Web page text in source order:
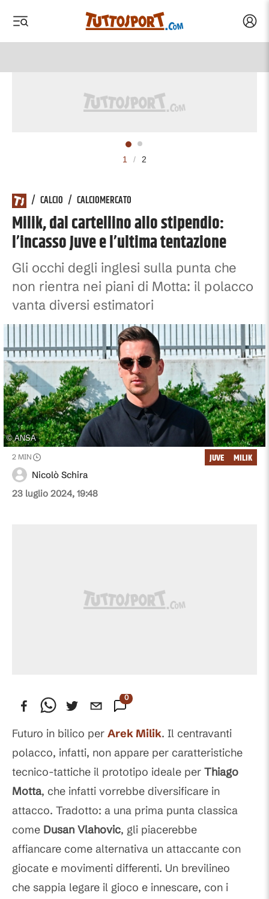
1 / 2
/ CALCIO / CALCIOMERCATO
Milik, dal cartellino allo stipendio:
l’incasso Juve e l’ultima tentazione
Gli occhi degli inglesi sulla punta che
non rientra nei piani di Motta: il polacco
vanta diversi estimatori
©ANSA
23 luglio 2024, 19:48
Nicolò Schira
2 MIN MILIK
JUVE
0
Futuro in bilico per Arek Milik. Il centravanti
polacco, infatti, non appare per caratteristiche
tecnico-tattiche il prototipo ideale per Thiago
Motta, che infatti vorrebbe diversificare in
attacco. Tradotto: a una prima punta classica
come Dusan Vlahovic, gli piacerebbe
affiancare come alternativa un attaccante con
giocate e movimenti differenti. Un brevilineo
che sappia legare il gioco e innescare, con i